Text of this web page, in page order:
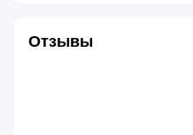
Отзывы